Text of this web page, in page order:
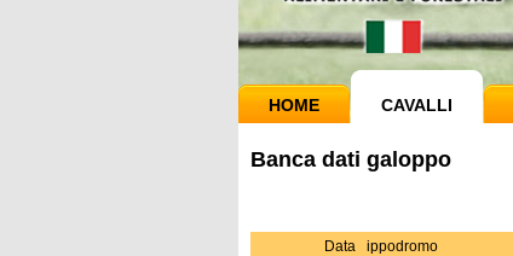
HOME CAVALLI
Banca dati galoppo
Data ippodromo